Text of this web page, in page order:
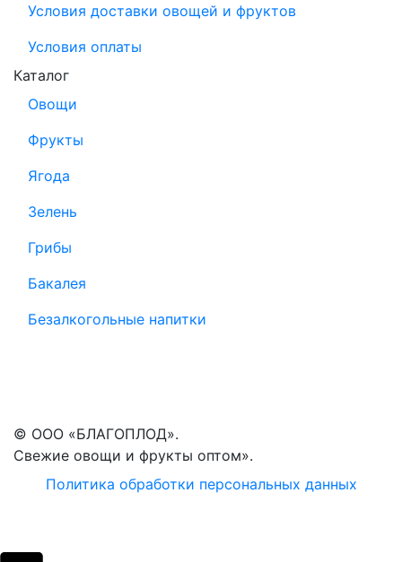
Условия доставки овощей и фруктов
Условия оплаты
Каталог
Овощи
Фрукты
Ягода
Зелень
Грибы
Бакалея
Безалкогольные напитки
© ООО «БЛАГОПЛОД».
Свежие овощи и фрукты оптом».
Политика обработки персональных данных